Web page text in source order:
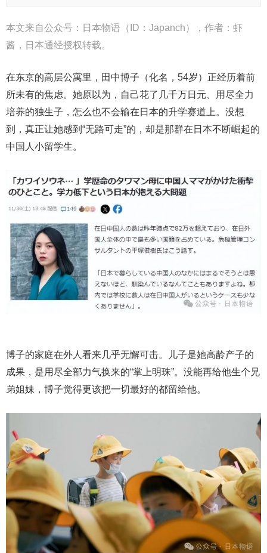
本文来自公众号：日本物语（ID：Japanch），作者：虾
酱，日本通经授权转载。
在东京的高层公寓里，田中博子（化名，54岁）正经历着前
所未有的焦虑。她原以为，自己花了几千万日元、用尽全力
培养的独生子，怎么也不会输在日本的升学赛道上。没想
到，真正让她感到“无路可走”的，却是那群在日本不断崛起的
中国人小留学生。
博子的家庭在外人看来几乎无懈可击。儿子是她高龄产子的
成果，是用尽全部力气换来的“掌上明珠”。没能再给他生个兄
弟姐妹，博子觉得更该把一切最好的都留给他。